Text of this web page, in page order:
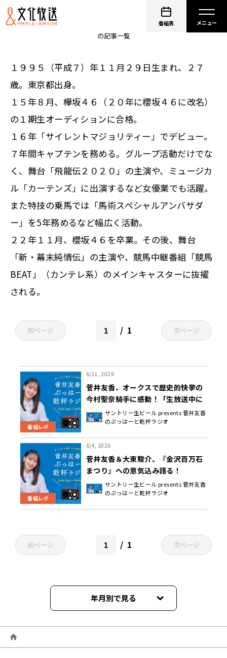
番組表
の記事一覧
１９９５（平成７）年１１月２９日生まれ、２７
歳。東京都出身。
１５年８月、欅坂４６（２０年に櫻坂４６に改名）
の１期生オーディションに合格。
１６年「サイレントマジョリティー」でデビュー。
７年間キャプテンを務める。グループ活動だけでな
く、舞台「飛龍伝２０２０」の主演や、ミュージカ
ル「カーテンズ」に出演するなど女優業でも活躍。
また特技の乗馬では「馬術スペシャルアンバサダ
ー」を5年務めるなど幅広く活動。
２２年１１月、櫻坂４６を卒業。その後、舞台
「新・幕末純情伝」の主演や、競馬中継番組「競馬
BEAT」（カンテレ系）のメインキャスターに抜擢
される。
前ページ 1 次ページ
番組レポ
6/11, 2026
菅井友香、オークスで歴史的快挙の
今村聖奈騎手に感動！「生放送中に
涙が出そうになった」
サントリー生ビール presents 菅井友香
のぷっはーと乾杯ラジオ
番組レポ
6/4, 2026
菅井友香＆大東駿介、『金沢百万石
まつり』への意気込み語る！
サントリー生ビール presents 菅井友香
のぷっはーと乾杯ラジオ
前ページ 1 次ページ
年月別で見る
2026年06月
2026年05月